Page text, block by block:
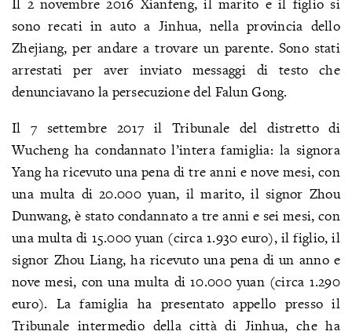
sono recati in auto a Jinhua, nella provincia dello
Zhejiang, per andare a trovare un parente. Sono stati
arrestati per aver inviato messaggi di testo che
denunciavano la persecuzione del Falun Gong.
Il 7 settembre 2017 il Tribunale del distretto di
Wucheng ha condannato l’intera famiglia: la signora
Yang ha ricevuto una pena di tre anni e nove mesi, con
una multa di 20.000 yuan, il marito, il signor Zhou
Dunwang, è stato condannato a tre anni e sei mesi, con
una multa di 15.000 yuan (circa 1.930 euro), il figlio, il
signor Zhou Liang, ha ricevuto una pena di un anno e
nove mesi, con una multa di 10.000 yuan (circa 1.290
euro). La famiglia ha presentato appello presso il
Tribunale intermedio della città di Jinhua, che ha